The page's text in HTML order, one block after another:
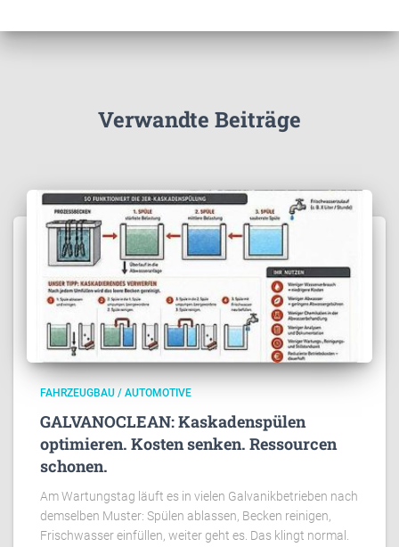
Verwandte Beiträge
FAHRZEUGBAU / AUTOMOTIVE
GALVANOCLEAN: Kaskadenspülen
optimieren. Kosten senken. Ressourcen
schonen.
Am Wartungstag läuft es in vielen Galvanikbetrieben nach
demselben Muster: Spülen ablassen, Becken reinigen,
Frischwasser einfüllen, weiter geht es. Das klingt normal.